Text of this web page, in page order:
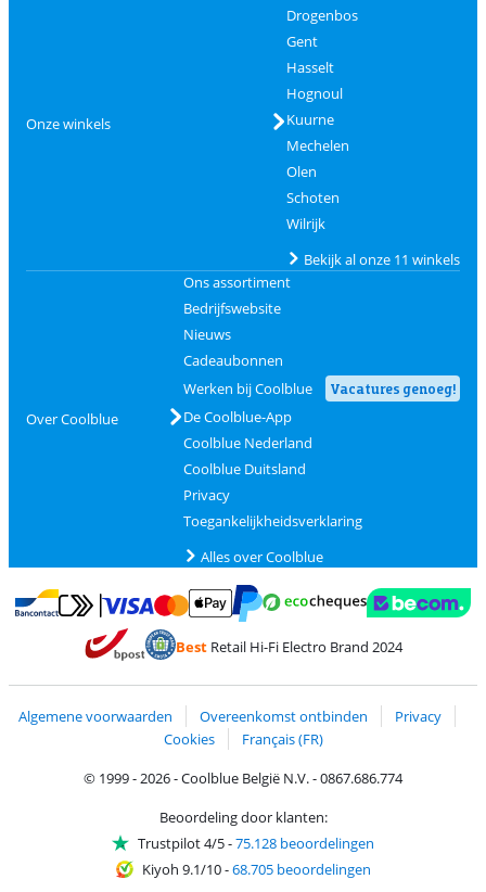
Onze winkels
Drogenbos
Gent
Hasselt
Hognoul
Kuurne
Mechelen
Olen
Schoten
Wilrijk
Bekijk al onze 11 winkels
Over Coolblue
Ons assortiment
Bedrijfswebsite
Nieuws
Cadeaubonnen
Werken bij Coolblue
Vacatures genoeg!
De Coolblue-App
Coolblue Nederland
Coolblue Duitsland
Privacy
Toegankelijkheidsverklaring
Alles over Coolblue
Betalen met Bancontact
Betalen met MasterCard en Visa via ClickToPay
Betalen met PayPal
BestRetail Hi-Fi Electro Brand 2024
Algemene voorwaarden Overeenkomst ontbinden
Privacy
Cookies
Français (FR)
© 1999 - 2026 - Coolblue België N.V. - 0867.686.774
Beoordeling door klanten:
Trustpilot 4/5-75.128 beoordelingen
Kiyoh 9.1/10-68.705 beoordelingen